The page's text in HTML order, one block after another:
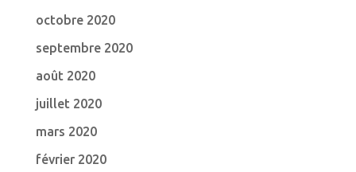
octobre 2020
septembre 2020
août 2020
juillet 2020
mars 2020
février 2020